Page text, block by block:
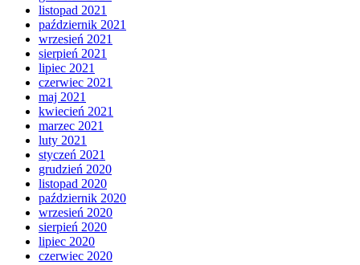
listopad 2021
październik 2021
wrzesień 2021
sierpień 2021
lipiec 2021
czerwiec 2021
maj 2021
kwiecień 2021
marzec 2021
luty 2021
styczeń 2021
grudzień 2020
listopad 2020
październik 2020
wrzesień 2020
sierpień 2020
lipiec 2020
czerwiec 2020